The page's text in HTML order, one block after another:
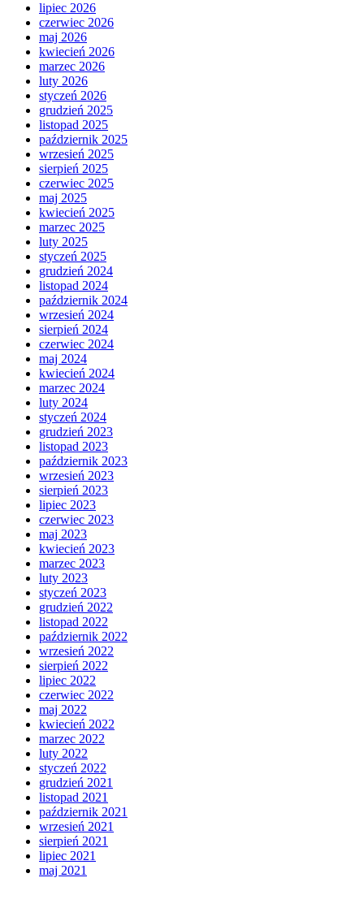
lipiec 2026
czerwiec 2026
maj 2026
kwiecień 2026
marzec 2026
luty 2026
styczeń 2026
grudzień 2025
listopad 2025
październik 2025
wrzesień 2025
sierpień 2025
czerwiec 2025
maj 2025
kwiecień 2025
marzec 2025
luty 2025
styczeń 2025
grudzień 2024
listopad 2024
październik 2024
wrzesień 2024
sierpień 2024
czerwiec 2024
maj 2024
kwiecień 2024
marzec 2024
luty 2024
styczeń 2024
grudzień 2023
listopad 2023
październik 2023
wrzesień 2023
sierpień 2023
lipiec 2023
czerwiec 2023
maj 2023
kwiecień 2023
marzec 2023
luty 2023
styczeń 2023
grudzień 2022
listopad 2022
październik 2022
wrzesień 2022
sierpień 2022
lipiec 2022
czerwiec 2022
maj 2022
kwiecień 2022
marzec 2022
luty 2022
styczeń 2022
grudzień 2021
listopad 2021
październik 2021
wrzesień 2021
sierpień 2021
lipiec 2021
maj 2021